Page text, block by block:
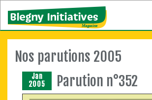
Nos parutions 2005
Jan
2005
Parution n°352